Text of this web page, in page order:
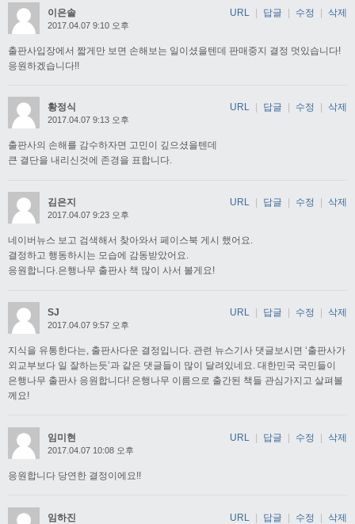
이은솔
2017.04.07 9:10 오후
출판사입장에서 짧게만 보면 손해보는 일이셨을텐데 판매중지 결정 멋있습니다!
응원하겠습니다!!
URL | 답글 | 수정 | 삭제
황정식
2017.04.07 9:13 오후
출판사의 손해를 감수하자면 고민이 깊으셨을텐데
큰 결단을 내리신것에 존경을 표합니다.
URL 답글 수정 삭제
김은지
2017.04.07 9:23 오후
네이버뉴스 보고 검색해서 찾아와서 페이스북 게시 했어요.
결정하고 행동하시는 모습에 감동받았어요.
응원합니다.은행나무 출판사 책 많이 사서 볼게요!
URL 답글 수정 삭제
SJ
2017.04.07 9:57 오후
지식을 유통한다는, 출판사다운 결정입니다. 관련 뉴스기사 댓글보시면 ‘출판사가
외교부보다 일 잘하는듯’과 같은 댓글들이 많이 달려있네요. 대한민국 국민들이
은행나무 출판사 응원합니다! 은행나무 이름으로 출간된 책들 관심가지고 살펴볼
께요!
URL 답글 수정 삭제
임미현
2017.04.07 10:08 오후
응원합니다 당연한 결정이에요!!
URL | 답글 | 수정 | 삭제
임하진 URL | 답글 | 수정 | 삭제